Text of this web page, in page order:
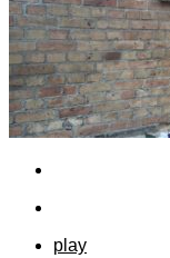
play